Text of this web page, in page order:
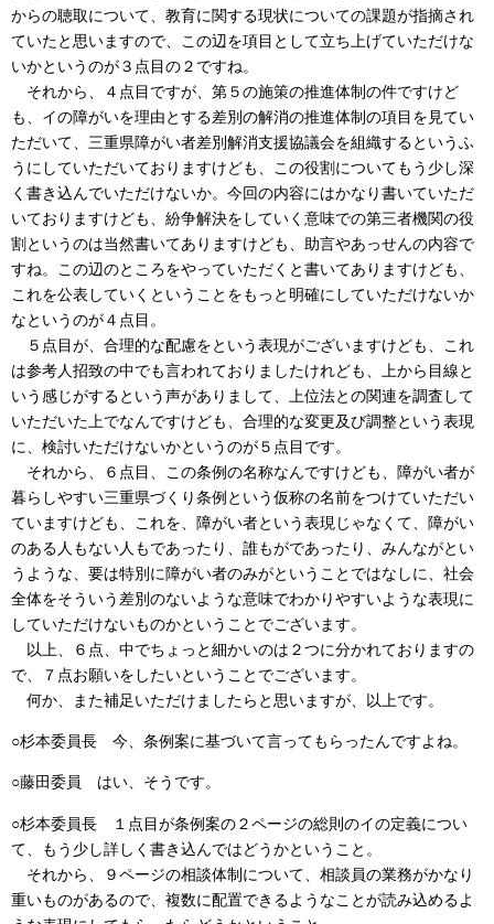
からの聴取について、教育に関する現状についての課題が指摘され
ていたと思いますので、この辺を項目として立ち上げていただけな
いかというのが３点目の２ですね。
それから、４点目ですが、第５の施策の推進体制の件ですけど
も、イの障がいを理由とする差別の解消の推進体制の項目を見てい
ただいて、三重県障がい者差別解消支援協議会を組織するというふ
うにしていただいておりますけども、この役割についてもう少し深
く書き込んでいただけないか。今回の内容にはかなり書いていただ
いておりますけども、紛争解決をしていく意味での第三者機関の役
割というのは当然書いてありますけども、助言やあっせんの内容で
すね。この辺のところをやっていただくと書いてありますけども、
これを公表していくということをもっと明確にしていただけないか
なというのが４点目。
５点目が、合理的な配慮をという表現がございますけども、これ
は参考人招致の中でも言われておりましたけれども、上から目線と
いう感じがするという声がありまして、上位法との関連を調査して
いただいた上でなんですけども、合理的な変更及び調整という表現
に、検討いただけないかというのが５点目です。
それから、６点目、この条例の名称なんですけども、障がい者が
暮らしやすい三重県づくり条例という仮称の名前をつけていただい
ていますけども、これを、障がい者という表現じゃなくて、障がい
のある人もない人もであったり、誰もがであったり、みんながとい
うような、要は特別に障がい者のみがということではなしに、社会
全体をそういう差別のないような意味でわかりやすいような表現に
していただけないものかということでございます。
以上、６点、中でちょっと細かいのは２つに分かれておりますの
で、７点お願いをしたいということでございます。
何か、また補足いただけましたらと思いますが、以上です。
○杉本委員長 今、条例案に基づいて言ってもらったんですよね。
○藤田委員 はい、そうです。
○杉本委員長 １点目が条例案の２ページの総則のイの定義につい
て、もう少し詳しく書き込んではどうかということ。
それから、９ページの相談体制について、相談員の業務がかなり
重いものがあるので、複数に配置できるようなことが読み込めるよ